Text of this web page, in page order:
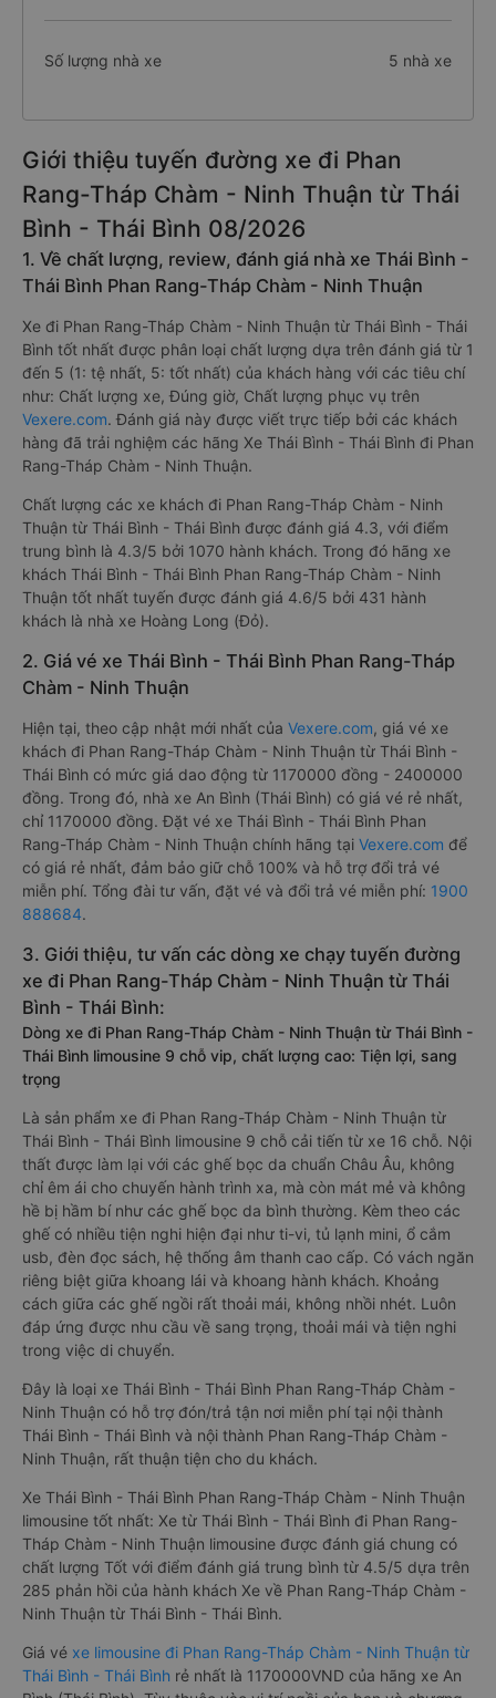
Số lượng nhà xe 5 nhà xe
Giới thiệu tuyến đường xe đi Phan
Rang-Tháp Chàm - Ninh Thuận từ Thái
Bình - Thái Bình 08/2026
1. Về chất lượng, review, đánh giá nhà xe Thái Bình -
Thái Bình Phan Rang-Tháp Chàm - Ninh Thuận
Xe đi Phan Rang-Tháp Chàm - Ninh Thuận từ Thái Bình - Thái
Bình tốt nhất được phân loại chất lượng dựa trên đánh giá từ 1
đến 5 (1: tệ nhất, 5: tốt nhất) của khách hàng với các tiêu chí
như: Chất lượng xe, Đúng giờ, Chất lượng phục vụ trên
Vexere.com. Đánh giá này được viết trực tiếp bởi các khách
hàng đã trải nghiệm các hãng Xe Thái Bình - Thái Bình đi Phan
Rang-Tháp Chàm - Ninh Thuận.
Chất lượng các xe khách đi Phan Rang-Tháp Chàm - Ninh
Thuận từ Thái Bình - Thái Bình được đánh giá 4.3, với điểm
trung bình là 4.3/5 bởi 1070 hành khách. Trong đó hãng xe
khách Thái Bình - Thái Bình Phan Rang-Tháp Chàm - Ninh
Thuận tốt nhất tuyến được đánh giá 4.6/5 bởi 431 hành
khách là nhà xe Hoàng Long (Đỏ).
2. Giá vé xe Thái Bình - Thái Bình Phan Rang-Tháp
Chàm - Ninh Thuận
Hiện tại, theo cập nhật mới nhất của Vexere.com, giá vé xe
khách đi Phan Rang-Tháp Chàm - Ninh Thuận từ Thái Bình -
Thái Bình có mức giá dao động từ 1170000 đồng - 2400000
đồng. Trong đó, nhà xe An Bình (Thái Bình) có giá vé rẻ nhất,
chỉ 1170000 đồng. Đặt vé xe Thái Bình - Thái Bình Phan
Rang-Tháp Chàm - Ninh Thuận chính hãng tại Vexere.com để
có giá rẻ nhất, đảm bảo giữ chỗ 100% và hỗ trợ đổi trả vé
miễn phí. Tổng đài tư vấn, đặt vé và đổi trả vé miễn phí: 1900
888684.
3. Giới thiệu, tư vấn các dòng xe chạy tuyến đường
xe đi Phan Rang-Tháp Chàm - Ninh Thuận từ Thái
Bình - Thái Bình:
Dòng xe đi Phan Rang-Tháp Chàm - Ninh Thuận từ Thái Bình -
Thái Bình limousine 9 chỗ vip, chất lượng cao: Tiện lợi, sang
trọng
Là sản phẩm xe đi Phan Rang-Tháp Chàm - Ninh Thuận từ
Thái Bình - Thái Bình limousine 9 chỗ cải tiến từ xe 16 chỗ. Nội
thất được làm lại với các ghế bọc da chuẩn Châu Âu, không
chỉ êm ái cho chuyến hành trình xa, mà còn mát mẻ và không
hề bị hầm bí như các ghế bọc da bình thường. Kèm theo các
ghế có nhiều tiện nghi hiện đại như ti-vi, tủ lạnh mini, ổ cắm
usb, đèn đọc sách, hệ thống âm thanh cao cấp. Có vách ngăn
riêng biệt giữa khoang lái và khoang hành khách. Khoảng
cách giữa các ghế ngồi rất thoải mái, không nhồi nhét. Luôn
đáp ứng được nhu cầu về sang trọng, thoải mái và tiện nghi
trong việc di chuyển.
Đây là loại xe Thái Bình - Thái Bình Phan Rang-Tháp Chàm -
Ninh Thuận có hỗ trợ đón/trả tận nơi miễn phí tại nội thành
Thái Bình - Thái Bình và nội thành Phan Rang-Tháp Chàm -
Ninh Thuận, rất thuận tiện cho du khách.
Xe Thái Bình - Thái Bình Phan Rang-Tháp Chàm - Ninh Thuận
limousine tốt nhất: Xe từ Thái Bình - Thái Bình đi Phan Rang-
Tháp Chàm - Ninh Thuận limousine được đánh giá chung có
chất lượng Tốt với điểm đánh giá trung bình từ 4.5/5 dựa trên
285 phản hồi của hành khách Xe về Phan Rang-Tháp Chàm -
Ninh Thuận từ Thái Bình - Thái Bình.
Giá vé xe limousine đi Phan Rang-Tháp Chàm - Ninh Thuận từ
Thái Bình - Thái Bình rẻ nhất là 1170000VND của hãng xe An